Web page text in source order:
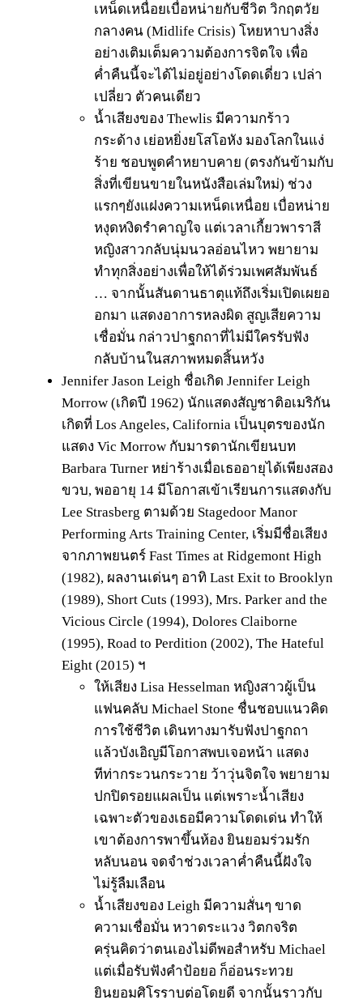
เหน็ดเหนื่อยเบื่อหน่ายกับชีวิต วิกฤตวัย
กลางคน (Midlife Crisis) โหยหาบางสิ่ง
อย่างเติมเต็มความต้องการจิตใจ เพื่อ
ค่ำคืนนี้จะได้ไม่อยู่อย่างโดดเดี่ยว เปล่า
เปลี่ยว ตัวคนเดียว
น้ำเสียงของ Thewlis มีความกร้าว
กระด้าง เย่อหยิ่งยโสโอหัง มองโลกในแง่
ร้าย ชอบพูดคำหยาบคาย (ตรงกันข้ามกับ
สิ่งที่เขียนขายในหนังสือเล่มใหม่) ช่วง
แรกๆยังแฝงความเหน็ดเหนื่อย เบื่อหน่าย
หงุดหงิดรำคาญใจ แต่เวลาเกี้ยวพาราสี
หญิงสาวกลับนุ่มนวลอ่อนไหว พยายาม
ทำทุกสิ่งอย่างเพื่อให้ได้ร่วมเพศสัมพันธ์
… จากนั้นสันดานธาตุแท้ถึงเริ่มเปิดเผยอ
อกมา แสดงอาการหลงผิด สูญเสียความ
เชื่อมั่น กล่าวปาฐกถาที่ไม่มีใครรับฟัง
กลับบ้านในสภาพหมดสิ้นหวัง
Jennifer Jason Leigh ชื่อเกิด Jennifer Leigh
Morrow (เกิดปี 1962) นักแสดงสัญชาติอเมริกัน
เกิดที่ Los Angeles, California เป็นบุตรของนัก
แสดง Vic Morrow กับมารดานักเขียนบท
Barbara Turner หย่าร้างเมื่อเธออายุได้เพียงสอง
ขวบ, พออายุ 14 มีโอกาสเข้าเรียนการแสดงกับ
Lee Strasberg ตามด้วย Stagedoor Manor
Performing Arts Training Center, เริ่มมีชื่อเสียง
จากภาพยนตร์ Fast Times at Ridgemont High
(1982), ผลงานเด่นๆ อาทิ Last Exit to Brooklyn
(1989), Short Cuts (1993), Mrs. Parker and the
Vicious Circle (1994), Dolores Claiborne
(1995), Road to Perdition (2002), The Hateful
Eight (2015) ฯ
ให้เสียง Lisa Hesselman หญิงสาวผู้เป็น
แฟนคลับ Michael Stone ชื่นชอบแนวคิด
การใช้ชีวิต เดินทางมารับฟังปาฐกถา
แล้วบังเอิญมีโอกาสพบเจอหน้า แสดง
ทีท่ากระวนกระวาย ว้าวุ่นจิตใจ พยายาม
ปกปิดรอยแผลเป็น แต่เพราะน้ำเสียง
เฉพาะตัวของเธอมีความโดดเด่น ทำให้
เขาต้องการพาขึ้นห้อง ยินยอมร่วมรัก
หลับนอน จดจำช่วงเวลาค่ำคืนนี้ฝังใจ
ไม่รู้ลืมเลือน
น้ำเสียงของ Leigh มีความสั่นๆ ขาด
ความเชื่อมั่น หวาดระแวง วิตกจริต
ครุ่นคิดว่าตนเองไม่ดีพอสำหรับ Michael
แต่เมื่อรับฟังคำป้อยอ ก็อ่อนระทวย
ยินยอมศิโรราบต่อโดยดี จากนั้นราวกับ